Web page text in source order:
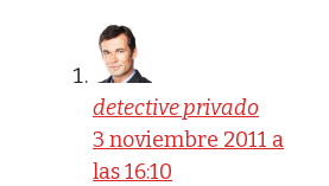
detective privado
3 noviembre 2011 a
las 16:10